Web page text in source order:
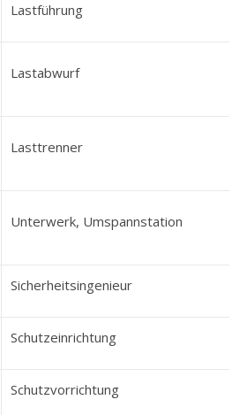
Lastführung
Lastabwurf
Lasttrenner
Unterwerk, Umspannstation
Sicherheitsingenieur
Schutzeinrichtung
Schutzvorrichtung